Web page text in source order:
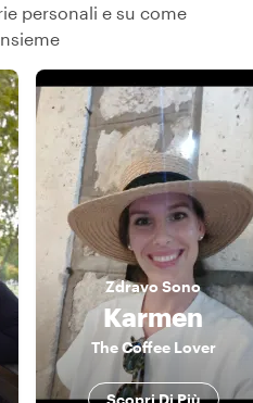
personali e su come
Zdravo Sono
Karmen
The Coffee Lover
Scopri Di Più